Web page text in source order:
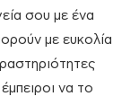
σου με ένα
με ευκολία
να το